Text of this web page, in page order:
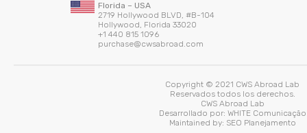
Copyright © 2021 CWS Abroad Lab
Reservados todos los derechos.
CWS Abroad Lab
Desarrollado por: WHITE Comunicação
Maintained by: SEO Planejamento
Florida – USA
2719 Hollywood BLVD, #B-104
Hollywood, Florida 33020
+1 440 815 1096
purchase@cwsabroad.com